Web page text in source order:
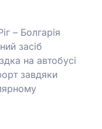
– Болгарія
засіб
на автобусі
завдяки